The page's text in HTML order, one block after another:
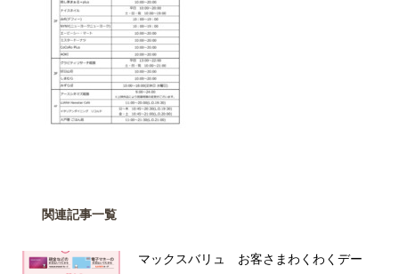
関連記事一覧
マックスバリュ お客さまわくわくデー